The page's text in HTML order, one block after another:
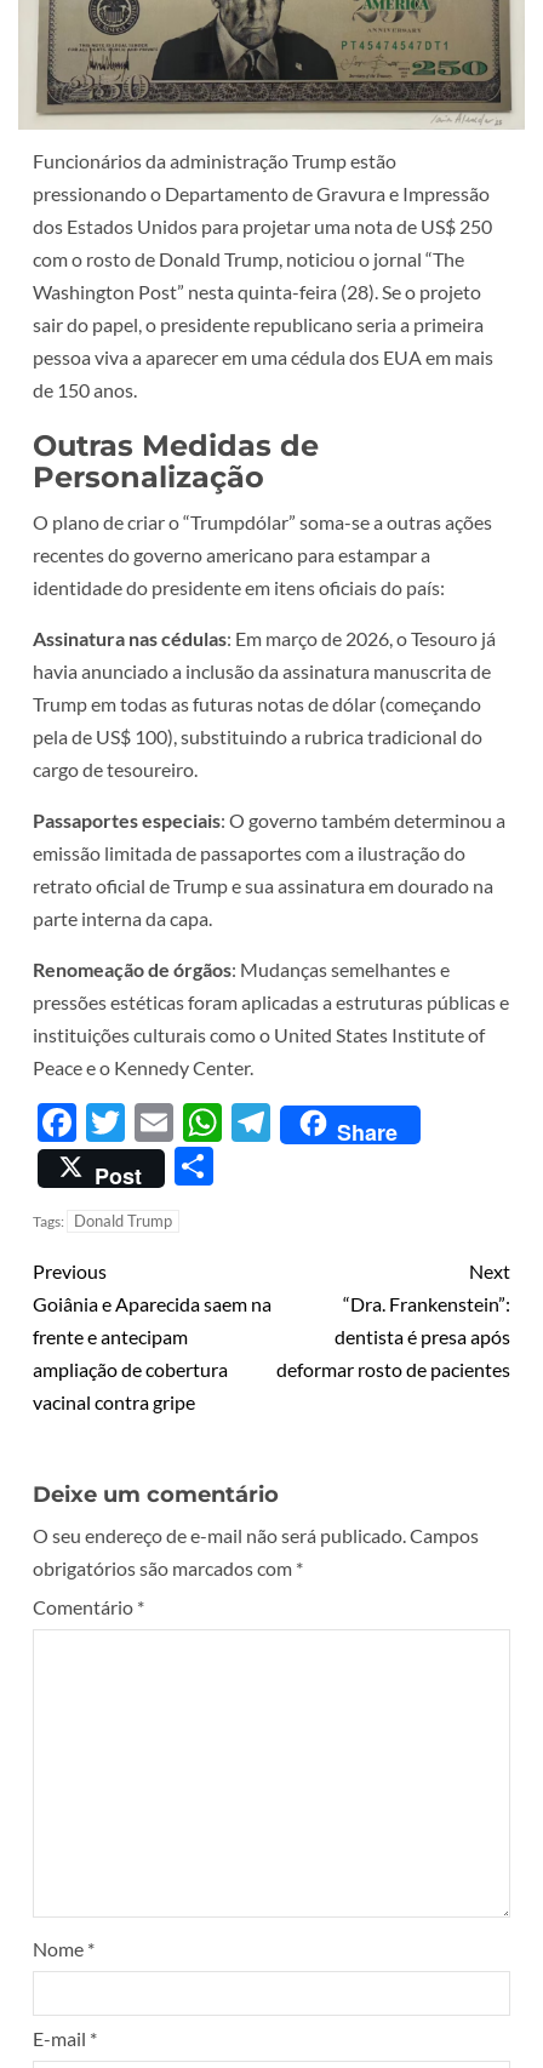
Funcionários da administração Trump estão
pressionando o Departamento de Gravura e Impressão
dos Estados Unidos para projetar uma nota de US$ 250
com o rosto de Donald Trump, noticiou o jornal “The
Washington Post” nesta quinta-feira (28). Se o projeto
sair do papel, o presidente republicano seria a primeira
pessoa viva a aparecer em uma cédula dos EUA em mais
de 150 anos.
Outras Medidas de
Personalização
O plano de criar o “Trumpdólar” soma-se a outras ações
recentes do governo americano para estampar a
identidade do presidente em itens oficiais do país:
Assinatura nas cédulas: Em março de 2026, o Tesouro já
havia anunciado a inclusão da assinatura manuscrita de
Trump em todas as futuras notas de dólar (começando
pela de US$ 100), substituindo a rubrica tradicional do
cargo de tesoureiro.
Passaportes especiais: O governo também determinou a
emissão limitada de passaportes com a ilustração do
retrato oficial de Trump e sua assinatura em dourado na
parte interna da capa.
Renomeação de órgãos: Mudanças semelhantes e
pressões estéticas foram aplicadas a estruturas públicas e
instituições culturais como o United States Institute of
Peace e o Kennedy Center.
Facebook
Twitter
EmailWhatsApp
Telegram
Share
Post
Tags: Donald Trump
Previous
Goiânia e Aparecida saem na
frente e antecipam
ampliação de cobertura
vacinal contra gripe
Next
“Dra. Frankenstein”:
dentista é presa após
deformar rosto de pacientes
Deixe um comentário
O seu endereço de e-mail não será publicado.Campos
obrigatórios são marcados com *
Comentário *
Nome *
E-mail *